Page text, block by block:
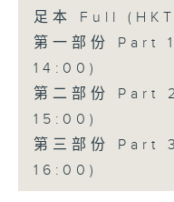
足本 Full
第一部份 Part
14:00)
第二部份 Part
15:00)
第三部份 Part
16:00)